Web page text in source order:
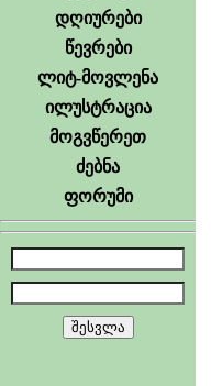
დღიურები
წევრები
ლიტ-მოვლენა
ილუსტრაცია
მოგვწერეთ
ძებნა
ფორუმი